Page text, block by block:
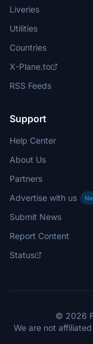
Liveries
Utilities
Countries
X-Plane.to
RSS Feeds
Support
Help Center
About Us
Partners
Advertise with us
Submit News
Report Content
Status
© 2026
We are not